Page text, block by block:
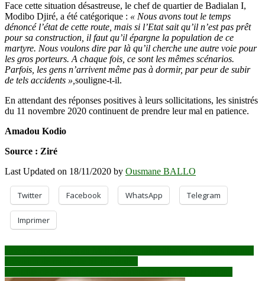
Face cette situation désastreuse, le chef de quartier de Badialan I,
Modibo Djiré, a été catégorique : « Nous avons tout le temps
dénoncé l’état de cette route, mais si l’Etat sait qu’il n’est pas prêt
pour sa construction, il faut qu’il épargne la population de ce
martyre. Nous voulons dire par là qu’il cherche une autre voie pour
les gros porteurs. A chaque fois, ce sont les mêmes scénarios.
Parfois, les gens n’arrivent même pas à dormir, par peur de subir
de tels accidents »,souligne-t-il.
En attendant des réponses positives à leurs sollicitations, les sinistrés
du 11 novembre 2020 continuent de prendre leur mal en patience.
Amadou Kodio
Source : Ziré
Last Updated on 18/11/2020 by Ousmane BALLO
Twitter Facebook WhatsApp Telegram
Imprimer
Navigation
de